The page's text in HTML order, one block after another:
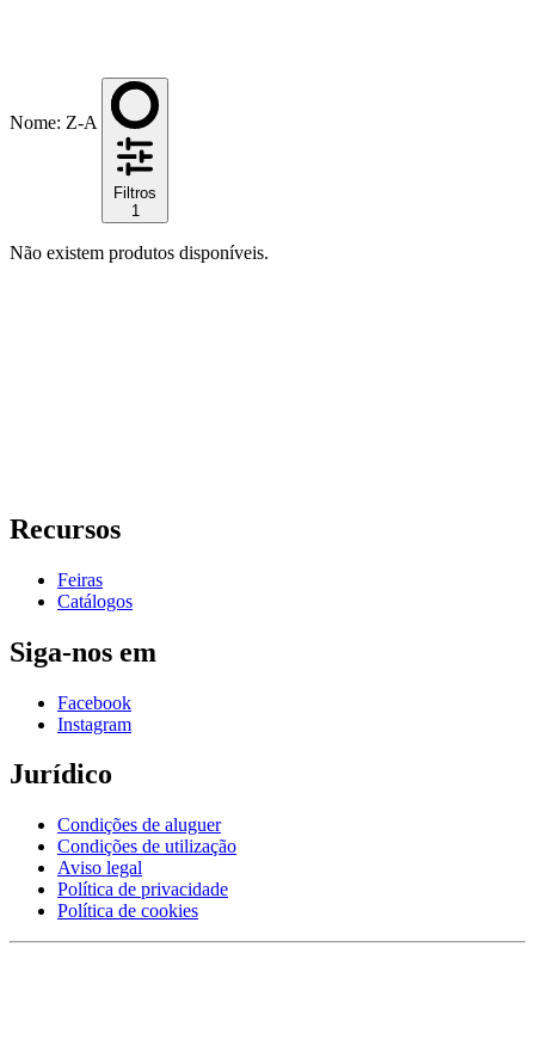
Nome: Z-A
Filtros
1
Não existem produtos disponíveis.
Recursos
Feiras
Catálogos
Siga-nos em
Facebook
Instagram
Jurídico
Condições de aluguer
Condições de utilização
Aviso legal
Política de privacidade
Política de cookies